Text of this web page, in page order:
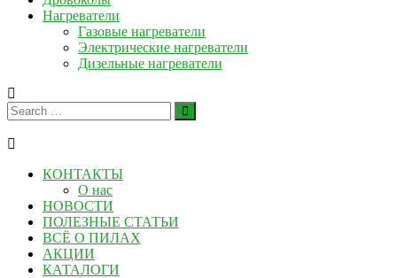
Нагреватели
Газовые нагреватели
Электрические нагреватели
Дизельные нагреватели
КОНТАКТЫ
О нас
НОВОСТИ
ПОЛЕЗНЫЕ СТАТЬИ
ВСЁ О ПИЛАХ
АКЦИИ
КАТАЛОГИ